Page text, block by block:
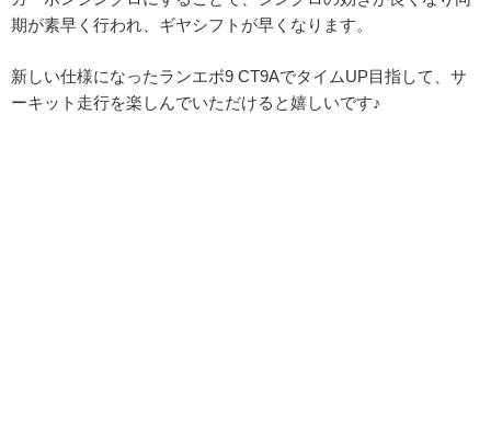
期が素早く行われ、ギヤシフトが早くなります。
新しい仕様になったランエボ9 CT9AでタイムUP目指して、サ
ーキット走行を楽しんでいただけると嬉しいです♪